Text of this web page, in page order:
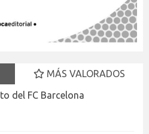
MÁS VALORADOS
del FC Barcelona